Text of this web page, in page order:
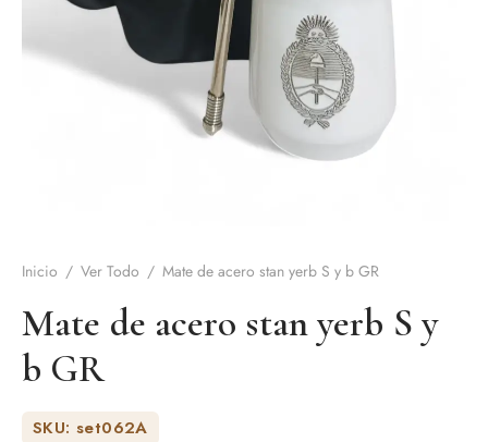
Inicio / Ver Todo / Mate de acero stan yerb S y b GR
Mate de acero stan yerb S y
b GR
SKU: set062A
Asado y vino